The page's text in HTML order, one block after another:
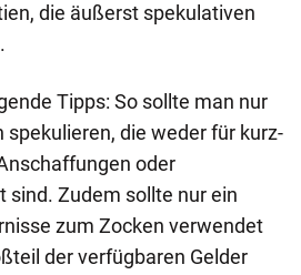
die äußerst spekulativen
Tipps: So sollte man nur
spekulieren, die weder für kurz-
oder
sind. Zudem sollte nur ein
zum Zocken verwendet
der verfügbaren Gelder